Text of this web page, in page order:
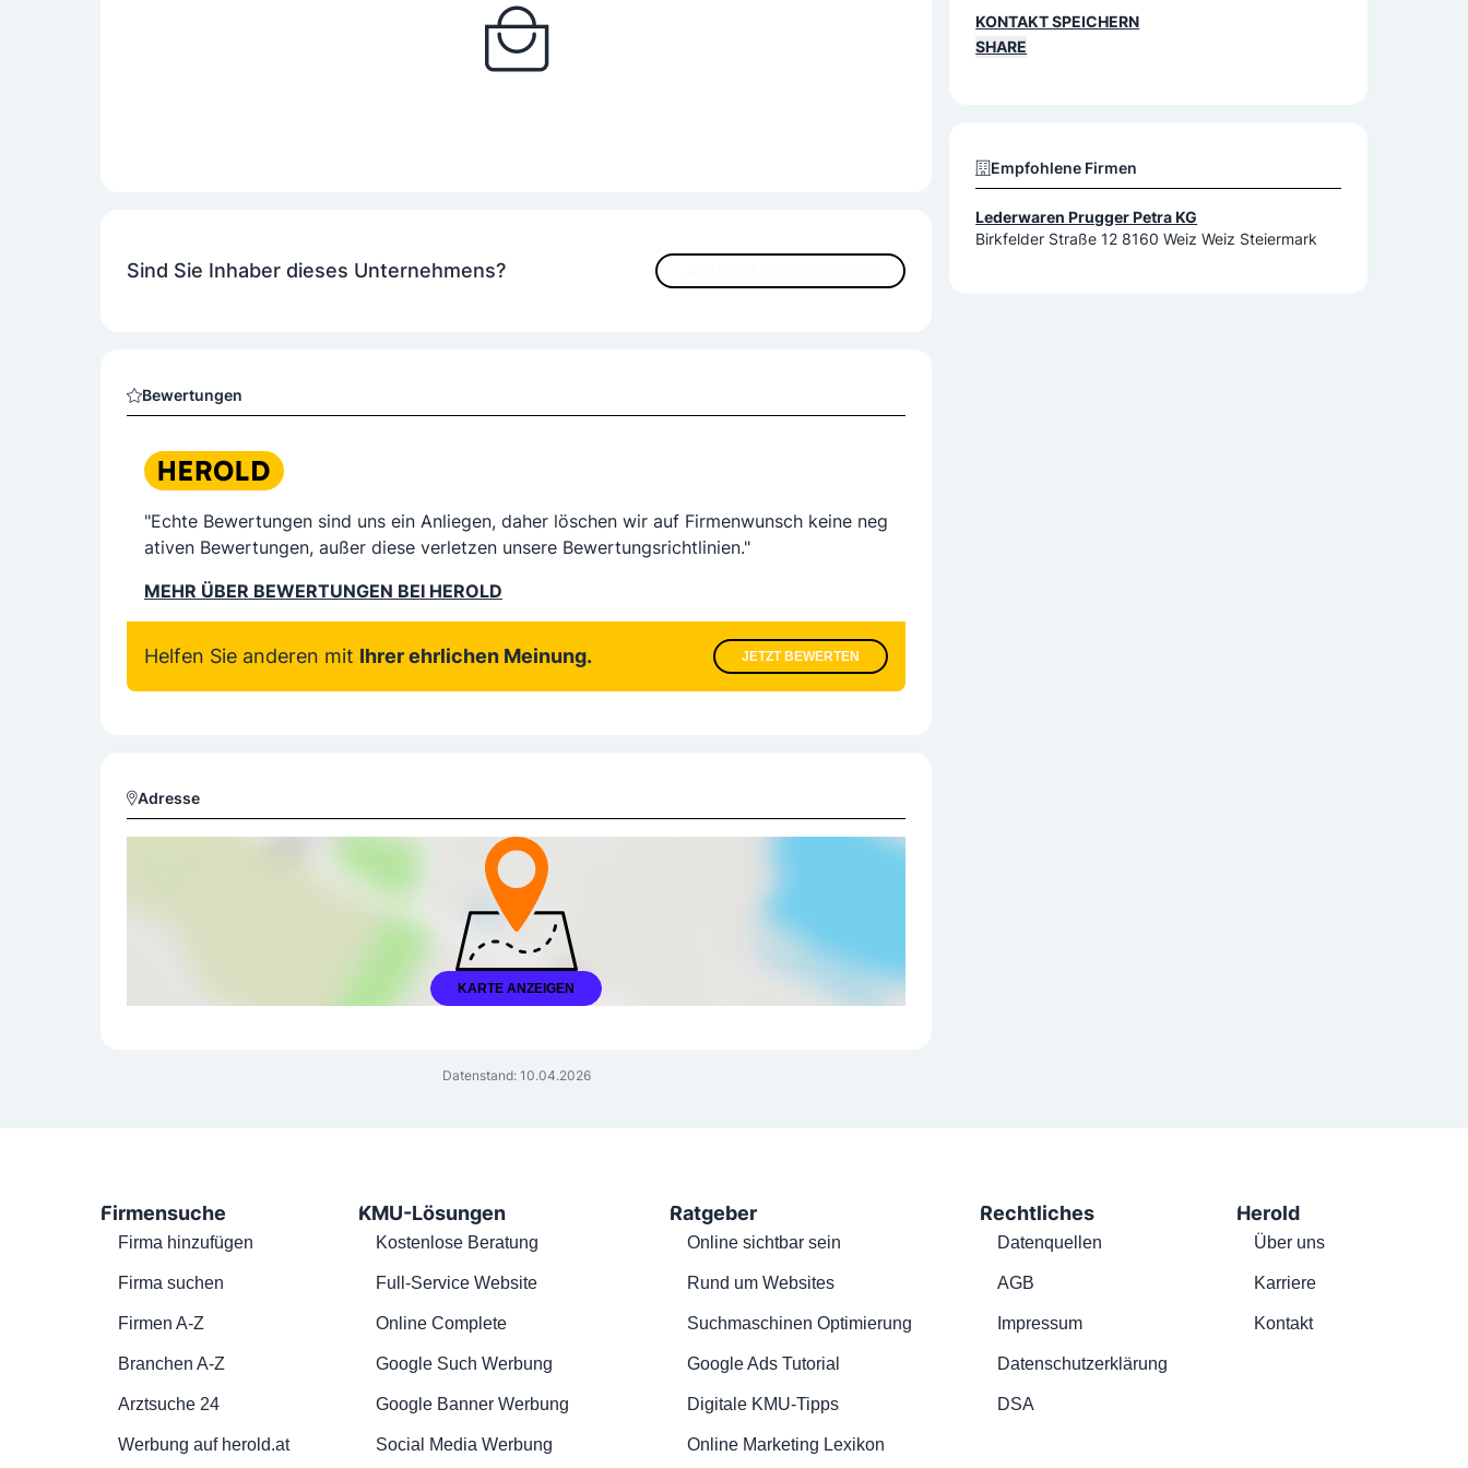
Sind Sie Inhaber dieses Unternehmens?
Bewertungen
"Echte Bewertungen sind uns ein Anliegen, daher löschen wir auf Firmenwunsch keine neg
ativen Bewertungen, außer diese verletzen unsere Bewertungsrichtlinien."
MEHR ÜBER BEWERTUNGEN BEI HEROLD
Helfen Sie anderen mit Ihrer ehrlichen Meinung. JETZT BEWERTEN
Adresse
KARTE ANZEIGEN
Datenstand: 10.04.2026
KONTAKT SPEICHERN
SHARE
Empfohlene Firmen
Lederwaren Prugger Petra KG
Birkfelder Straße 12 8160 Weiz Weiz Steiermark
Firmensuche
Firma hinzufügen
Firma suchen
Firmen A-Z
Branchen A-Z
Arztsuche 24
Werbung auf herold.at
KMU-Lösungen
Kostenlose Beratung
Full-Service Website
Online Complete
Google Such Werbung
Google Banner Werbung
Social Media Werbung
Ratgeber
Online sichtbar sein
Rund um Websites
Suchmaschinen Optimierung
Google Ads Tutorial
Digitale KMU-Tipps
Online Marketing Lexikon
Rechtliches
Datenquellen
AGB
Impressum
Datenschutzerklärung
DSA
Herold
Über uns
Karriere
Kontakt